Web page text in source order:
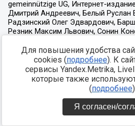
Для повышения удобства
cookies (подробнее). К
сервисы Yandex.Metrika,
которые также
(подробнее
Я согласен/